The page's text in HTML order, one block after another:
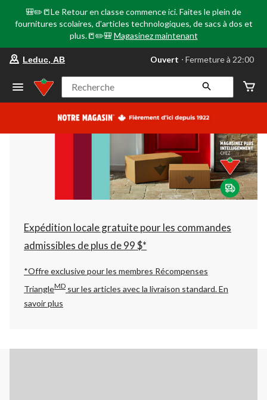
🎒✏️📒Le Retour en classe commence ici. Faites le plein de
fournitures scolaires, d'articles technologiques, de sacs à dos et
plus.📒✏️🎒 Magasinez maintenant
votre
préféré
Leduc,
AB,
courament
Fermeture
à
22:00
cliquer
pour
changer
Leduc, AB Ouvert ⋅ Fermeture à 22:00
Recherche
Expédition locale gratuite pour les commandes
admissibles de plus de 99 $*
*Offre exclusive pour les membres Récompenses
TriangleMD sur les articles avec la livraison standard.En
savoir plus